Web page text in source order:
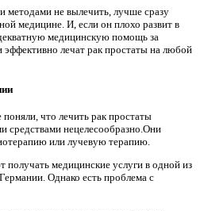
методами не вылечить, лучше сразу
медицине. И, если он плохо развит в
медицинскую помощь за
лечат рак простаты на любой
что лечить рак простаты
средствами нецелесообразно.Они
или лучевую терапию.
медицинские услуги в одной из
Однако есть проблема с